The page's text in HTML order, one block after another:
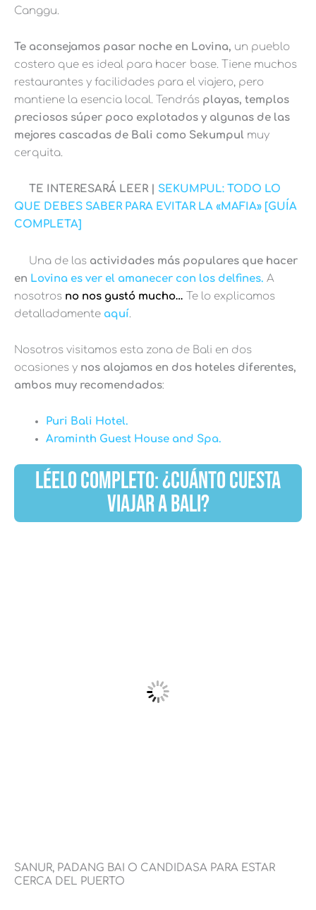
Canggu.
Te aconsejamos pasar noche en Lovina, un pueblo
costero que es ideal para hacer base. Tiene muchos
restaurantes y facilidades para el viajero, pero
mantiene la esencia local. Tendrás playas, templos
preciosos súper poco explotados y algunas de las
mejores cascadas de Bali como Sekumpul muy
cerquita.
TE INTERESARÁ LEER |
SEKUMPUL: TODO LO
QUE DEBES SABER PARA EVITAR LA «MAFIA» [GUÍA
COMPLETA]
Una de las actividades más populares que hacer
en Lovina es ver el amanecer con los delfines. A
nosotros no nos gustó mucho… Te lo explicamos
detalladamente aquí.
Nosotros visitamos esta zona de Bali en dos
ocasiones y nos alojamos en dos hoteles diferentes,
ambos muy recomendados:
Puri Bali Hotel.
Araminth Guest House and Spa.
LÉELO COMPLETO: ¿CUÁNTO CUESTA
VIAJAR A BALI?
SANUR, PADANG BAI O CANDIDASA PARA ESTAR
CERCA DEL PUERTO